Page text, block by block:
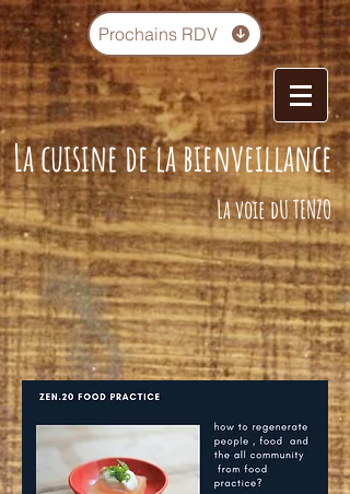
Prochains RDV
La cuisine de la bienveillance
La voie dU TENZO